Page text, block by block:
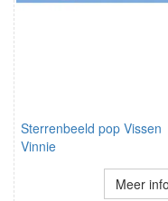
Sterrenbeeld pop Vissen
Vinnie
Meer info